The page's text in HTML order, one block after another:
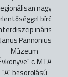
nagy
bíró
Pannonius
Múzeum
c. MTA
"A" besorolású